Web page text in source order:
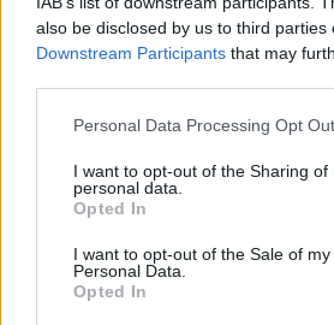
also be disclosed by us to third parties
Downstream Participants that may
Please note that this website/app uses
not limited to your visit or usage
grant or deny consent to Google and
use your data for below specified
consent section.
Personal Data Processing Opt
I want to opt-out of the Sharing of
personal data.
Opted In
I want to opt-out of the Sale of my
Personal Data.
Opted In
Αν τα χάσατε